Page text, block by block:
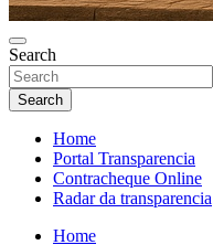
Search
Search
Home
Portal Transparencia
Contracheque Online
Radar da transparencia
Home